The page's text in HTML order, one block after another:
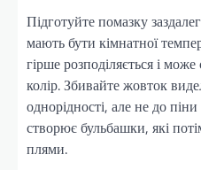
Підготуйте помазку
мають бути кімнатної
гірше розподіляється і
колір. Збивайте жовток
однорідності, але не до
створює бульбашки, які
плями.